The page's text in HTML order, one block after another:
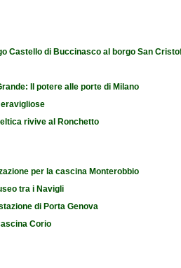
Castello di Buccinasco al borgo San
Il potere alle porte di Milano
rivive al Ronchetto
per la cascina Monterobbio
tra i Navigli
di Porta Genova
Corio